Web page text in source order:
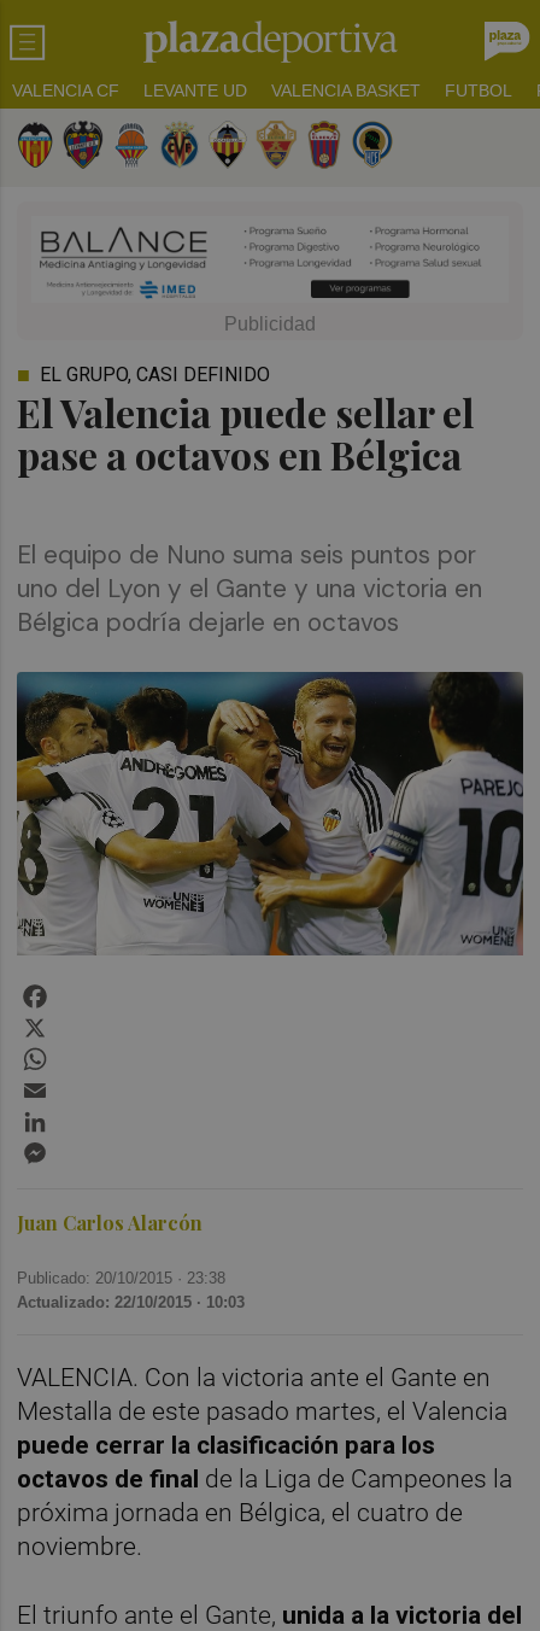
VALENCIA CF LEVANTE UD VALENCIA BASKET FUTBOL
El Valencia puede sellar el
pase a octavos en Bélgica
EL GRUPO, CASI DEFINIDO
El equipo de Nuno suma seis puntos por
uno del Lyon y el Gante y una victoria en
Bélgica podría dejarle en octavos
Juan Carlos Alarcón
Publicado: 20/10/2015 · 23:38
Actualizado: 22/10/2015 · 10:03
VALENCIA. Con la victoria ante el Gante en
Mestalla de este pasado martes, el Valencia
puede cerrar la clasificación para los
octavos de final de la Liga de Campeones la
próxima jornada en Bélgica, el cuatro de
noviembre.
El triunfo ante el Gante, unida a la victoria del